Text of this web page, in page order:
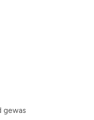
gewas